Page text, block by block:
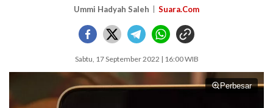
Ummi Hadyah Saleh Suara.Com
Sabtu, 17 September 2022 | 16:00 WIB
Perbesar